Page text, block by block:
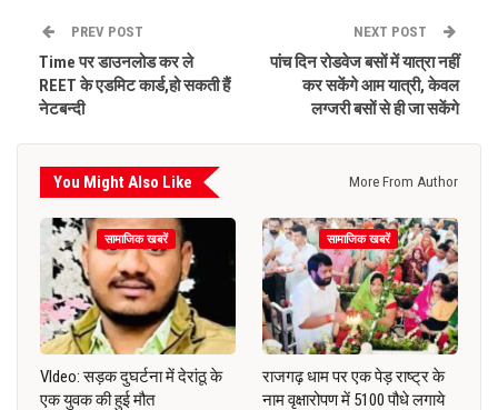
PREV POST
Time पर डाउनलोड कर ले
REET के एडमिट कार्ड,हो सकती हैं
नेटबन्दी
NEXT POST
पांच दिन रोडवेज बसों में यात्रा नहीं
कर सकेंगे आम यात्री, केवल
लग्जरी बसों से ही जा सकेंगे
You Might Also Like More From Author
सामाजिक खबरें
VIdeo: सड़क दुघर्टना में देरांठू के
एक युवक की हुई मौत
सामाजिक खबरें
राजगढ़ धाम पर एक पेड़ राष्ट्र के
नाम वृक्षारोपण में 5100 पौधे लगाये